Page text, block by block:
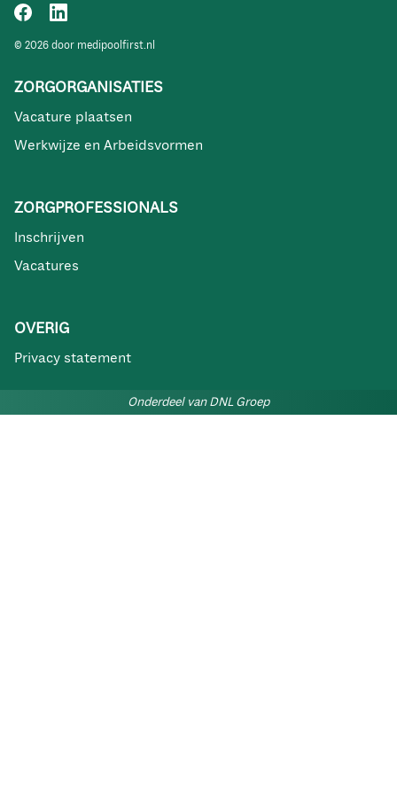
© 2026 door medipoolfirst.nl
ZORGORGANISATIES
Vacature plaatsen
Werkwijze en Arbeidsvormen
ZORGPROFESSIONALS
Inschrijven
Vacatures
OVERIG
Privacy statement
Onderdeel van DNL Groep